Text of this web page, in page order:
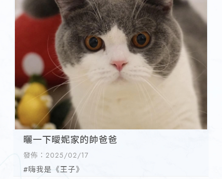
曬一下曖妮家的帥爸爸
發佈：2025/02/17
#嗨我是《王子》